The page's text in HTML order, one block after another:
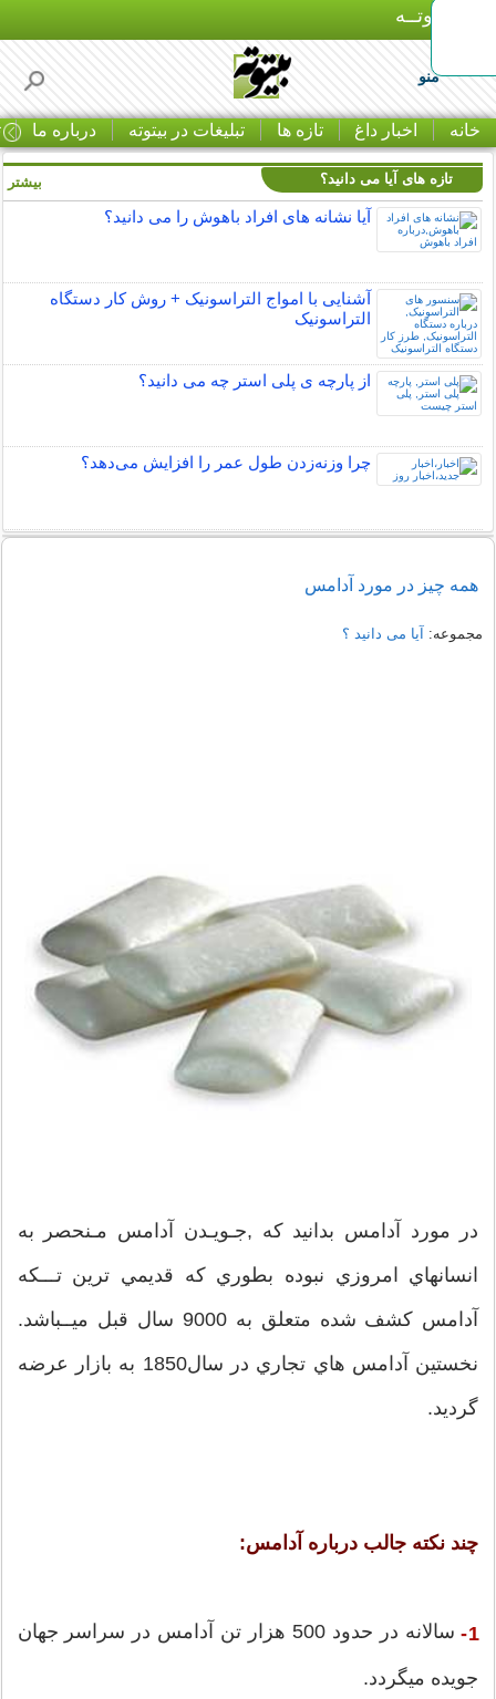
بـیتوتــه
منو
خانه اخبار داغ تازه ها تبلیغات در بیتوته درباره ما
تازه های آیا می دانید؟
آیا نشانه های افراد باهوش را می دانید؟
آشنایی با امواج التراسونیک + روش کار دستگاه
التراسونیک
از پارچه ی پلی استر چه می دانید؟
چرا وزنه‌زدن طول عمر را افزایش می‌دهد؟
بیشتر
همه چیز در مورد آدامس
مجموعه: آیا می دانید ؟
در مورد آدامس بدانید که ,جـويـدن آدامس مـنحصر به
انسانهاي امروزي نبوده بطوري كه قديمي ترين تـــكه
آدامس كشف شده متعلق به 9000 سال قبل ميــباشد.
نخستين آدامس هاي تجاري در سال1850 به بازار عرضه
گرديد.
چند نكته جالب درباره آدامس:
1- سالانه در حدود 500 هزار تن آدامس در سراسر جهان
جويده ميگردد.